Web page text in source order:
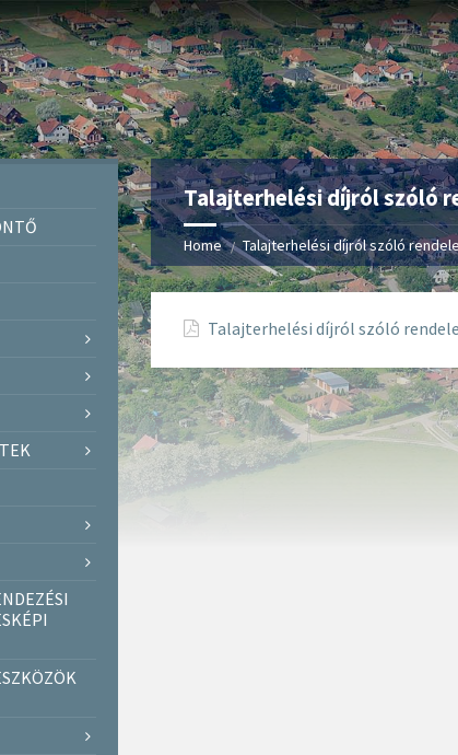
Talajterhelési díjról szóló
Home Talajterhelési díjról szóló
Talajterhelési díjról szóló